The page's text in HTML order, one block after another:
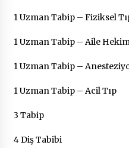
1 Uzman Tabip – Fiziksel
1 Uzman Tabip – Aile
1 Uzman Tabip –
1 Uzman Tabip – Acil Tıp
3 Tabip
4 Diş Tabibi